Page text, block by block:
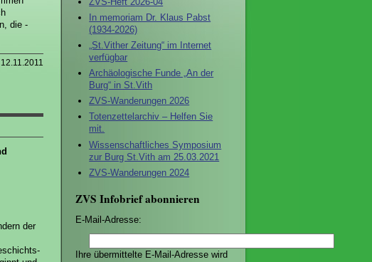
die -
der
In memoriam Dr. Klaus Pabst
(1934-2026)
„St.Vither Zeitung“ im Internet
verfügbar
Archäologische Funde „An der
Burg“ in St.Vith
ZVS-Wanderungen 2026
Totenzettelarchiv – Helfen Sie
mit.
Wissenschaftliches Symposium
zur Burg St.Vith am 25.03.2021
ZVS-Wanderungen 2024
ZVS Infobrief abonnieren
E-Mail-Adresse:
Ihre übermittelte E-Mail-Adresse wird